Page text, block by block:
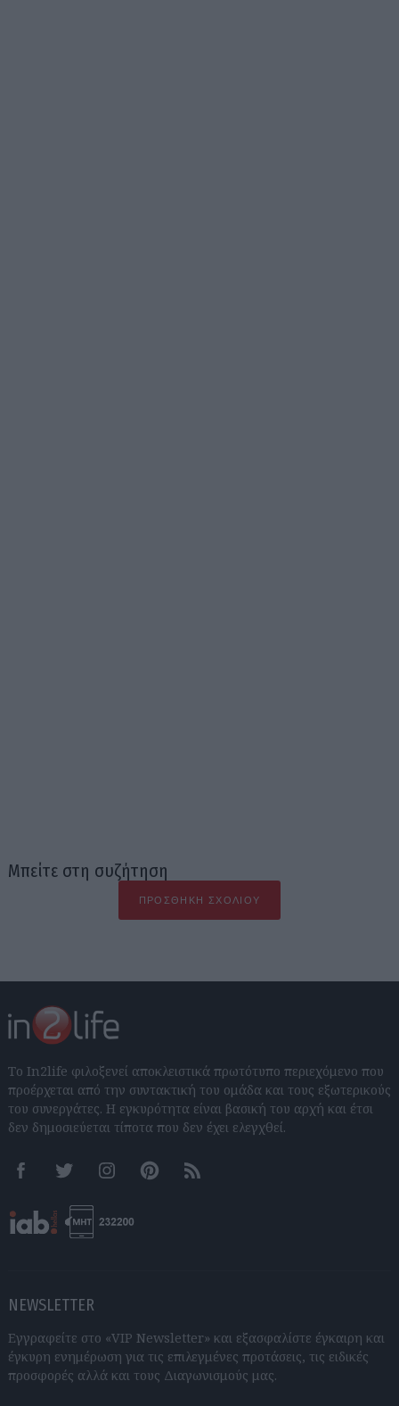
Μπείτε στη συζήτηση
ΠΡΟΣΘΉΚΗ ΣΧΟΛΊΟΥ
Το In2life φιλοξενεί αποκλειστικά πρωτότυπο περιεχόμενο που
προέρχεται από την συντακτική του ομάδα και τους εξωτερικούς
του συνεργάτες. Η εγκυρότητα είναι βασική του αρχή και έτσι
δεν δημοσιεύεται τίποτα που δεν έχει ελεγχθεί.
FacebookTwitter InstagramPinterestRSS feeds
NEWSLETTER
Εγγραφείτε στο «VIP Newsletter» και εξασφαλίστε έγκαιρη και
έγκυρη ενημέρωση για τις επιλεγμένες προτάσεις, τις ειδικές
προσφορές αλλά και τους Διαγωνισμούς μας.